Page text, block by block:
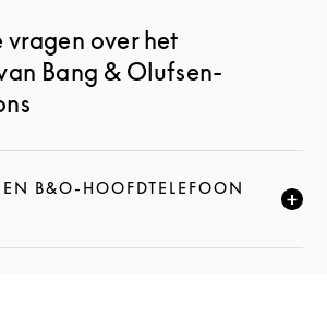
vragen over het
Bang & Olufsen-
B&O-HOOFDTELEFOON
THIS DESCRIPTION AND